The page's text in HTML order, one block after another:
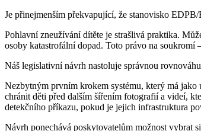
Je přinejmenším překvapující, že stanovisko
Pohlavní zneužívání dítěte je strašlivá praktika.
osoby katastrofální dopad. Toto právo na
Náš legislativní návrh nastoluje správnou
Nezbytným prvním krokem systému, který má
chránit děti před dalším šířením fotografií a videí,
detekčního příkazu, pokud je jejich infrastruktura
Návrh ponechává poskytovatelům možnost vybrat